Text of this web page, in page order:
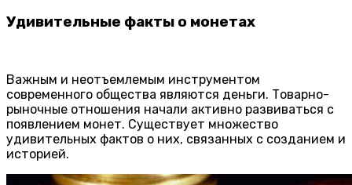
Удивительные факты о монетах
Важным и неотъемлемым инструментом
современного общества являются деньги. Товарно-
рыночные отношения начали активно развиваться с
появлением монет. Существует множество
удивительных фактов о них, связанных с созданием и
историей.